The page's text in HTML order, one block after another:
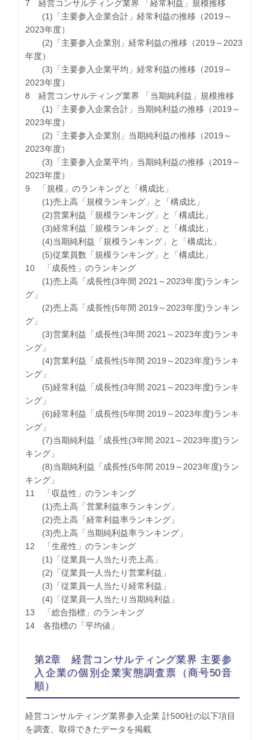
7 経営コンサルティング業界 「経常利益」規模推移
(1)「主要参入企業合計」経常利益の推移（2019～
2023年度）
(2)「主要参入企業別」経常利益の推移（2019～2023
年度）
(3)「主要参入企業平均」経常利益の推移（2019～
2023年度）
8 経営コンサルティング業界 「当期純利益」規模推移
(1)「主要参入企業合計」当期純利益の推移（2019～
2023年度）
(2)「主要参入企業別」当期純利益の推移（2019～
2023年度）
(3)「主要参入企業平均」当期純利益の推移（2019～
2023年度）
9 「規模」のランキングと「構成比」
(1)売上高「規模ランキング」と「構成比」
(2)営業利益「規模ランキング」と「構成比」
(3)経常利益「規模ランキング」と「構成比」
(4)当期純利益「規模ランキング」と「構成比」
(5)従業員数「規模ランキング」と「構成比」
10 「成長性」のランキング
(1)売上高「成長性(3年間 2021～2023年度)ランキン
グ」
(2)売上高「成長性(5年間 2019～2023年度)ランキン
グ」
(3)営業利益「成長性(3年間 2021～2023年度)ランキ
ング」
(4)営業利益「成長性(5年間 2019～2023年度)ランキ
ング」
(5)経常利益「成長性(3年間 2021～2023年度)ランキ
ング」
(6)経常利益「成長性(5年間 2019～2023年度)ランキ
ング」
(7)当期純利益「成長性(3年間 2021～2023年度)ラン
キング」
(8)当期純利益「成長性(5年間 2019～2023年度)ラン
キング」
11 「収益性」のランキング
(1)売上高「営業利益率ランキング」
(2)売上高「経常利益率ランキング」
(3)売上高「当期純利益率ランキング」
12 「生産性」のランキング
(1)「従業員一人当たり売上高」
(2)「従業員一人当たり営業利益」
(3)「従業員一人当たり経常利益」
(4)「従業員一人当たり当期純利益」
13 「総合指標」のランキング
14 各指標の「平均値」
第2章 経営コンサルティング業界 主要参
入企業の個別企業実態調査票（商号50音
順）
経営コンサルティング業界参入企業 計500社の以下項目
を調査、取得できたデータを掲載